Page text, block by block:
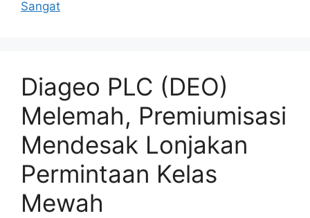
Sangat
Diageo PLC (DEO)
Melemah, Premiumisasi
Mendesak Lonjakan
Permintaan Kelas
Mewah